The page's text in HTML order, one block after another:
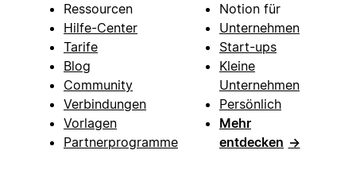
Ressourcen
Hilfe-Center
Tarife
Blog
Community
Verbindungen
Vorlagen
Partnerprogramme
Notion für
Unternehmen
Start-ups
Kleine
Unternehmen
Persönlich
Mehr
entdecken →